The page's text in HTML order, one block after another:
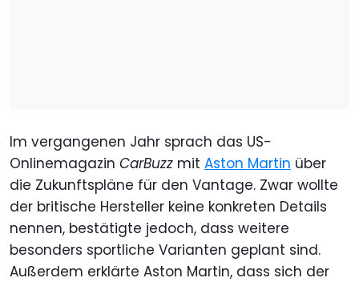
Im vergangenen Jahr sprach das US-
Onlinemagazin CarBuzz mit Aston Martin über
die Zukunftspläne für den Vantage. Zwar wollte
der britische Hersteller keine konkreten Details
nennen, bestätigte jedoch, dass weitere
besonders sportliche Varianten geplant sind.
Außerdem erklärte Aston Martin, dass sich der